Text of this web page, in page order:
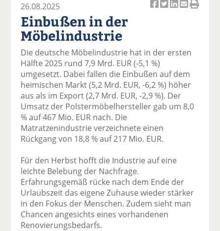
el
a
uf
F
ac
e
b
o
k
te
il
e
n
t
tt
er
n
a
uf
Li
n
k
e
e
n
el
p
E
m
ai
l
n
D
ck
n
26.08.2025
Einbußen in der
Möbelindustrie
Die deutsche Möbelindustrie hat in der ersten
Hälfte 2025 rund 7,9 Mrd. EUR (-5,1 %)
umgesetzt. Dabei fallen die Einbußen auf dem
heimischen Markt (5,2 Mrd. EUR, -6,2 %) höher
aus als im Export (2,7 Mrd. EUR, -2,9 %). Der
Umsatz der Polstermöbelhersteller gab um 8,0
% auf 467 Mio. EUR nach. Die
Matratzenindustrie verzeichnete einen
Rückgang von 18,8 % auf 217 Mio. EUR.
Für den Herbst hofft die Industrie auf eine
leichte Belebung der Nachfrage.
Erfahrungsgemäß rücke nach dem Ende der
Urlaubszeit das eigene Zuhause wieder stärker
in den Fokus der Menschen. Zudem sieht man
Chancen angesichts eines vorhandenen
Renovierungsbedarfs.